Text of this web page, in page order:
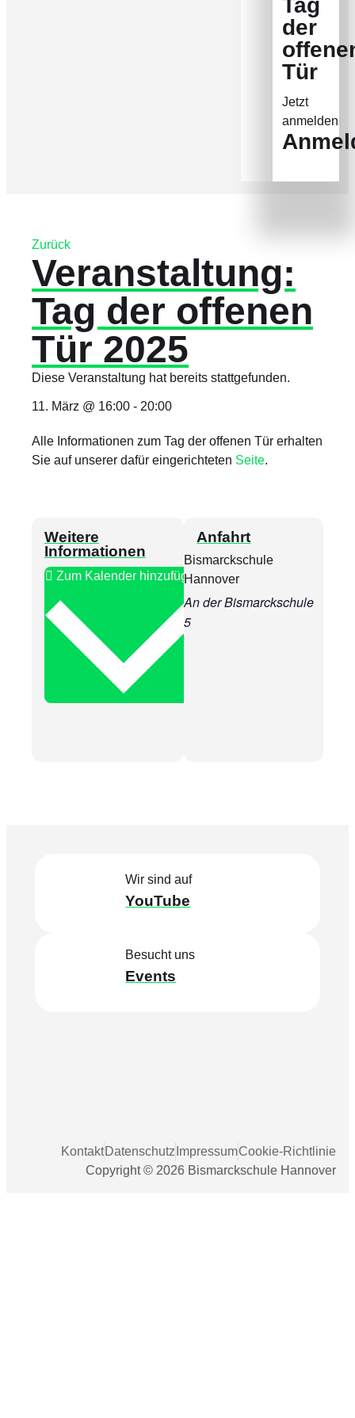
Tag
der
Tür
Jetzt
anmelden
Zurück
Veranstaltung:
Tag der offenen
Tür 2025
Diese Veranstaltung hat bereits stattgefunden.
11. März @ 16:00 - 20:00
Alle Informationen zum Tag der offenen Tür erhalten
Sie auf unserer dafür eingerichteten Seite.
Weitere
Informationen
Zum Kalender hinzufügen
Anfahrt
Bismarckschule
Hannover
An der Bismarckschule
5
Wir sind auf
YouTube
Besucht uns
Events
Copyright © 2026 Bismarckschule Hannover
KontaktDatenschutz ImpressumCookie-Richtlinie